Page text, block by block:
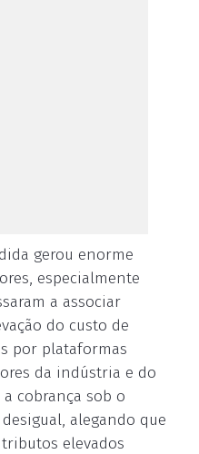
gerou enorme
especialmente
a associar
do custo de
por plataformas
da indústria e do
cobrança sob o
alegando que
elevados